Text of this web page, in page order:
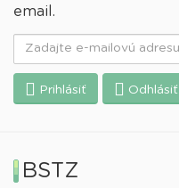
email.
Prihlásiť Odhlásiť
BSTZ